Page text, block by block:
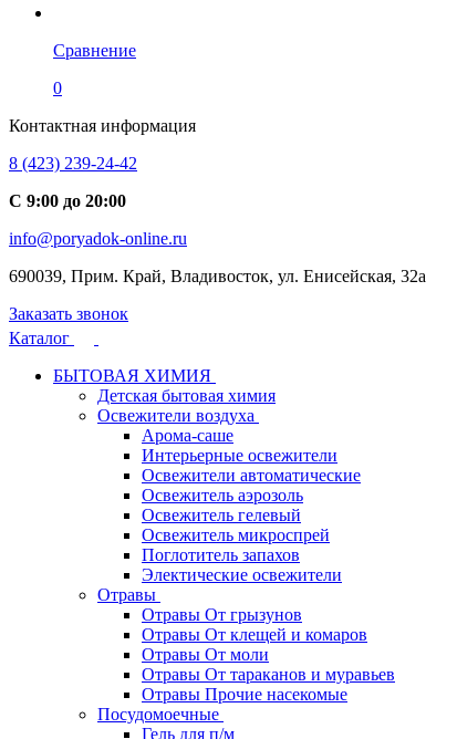
Сравнение
0
Контактная информация
8 (423) 239-24-42
С 9:00 до 20:00
info@poryadok-online.ru
690039, Прим. Край, Владивосток, ул. Енисейская, 32а
Заказать звонок
Каталог
БЫТОВАЯ ХИМИЯ
Детская бытовая химия
Освежители воздуха
Арома-саше
Интерьерные освежители
Освежители автоматические
Освежитель аэрозоль
Освежитель гелевый
Освежитель микроспрей
Поглотитель запахов
Электические освежители
Отравы
Отравы От грызунов
Отравы От клещей и комаров
Отравы От моли
Отравы От тараканов и муравьев
Отравы Прочие насекомые
Посудомоечные
Гель для п/м